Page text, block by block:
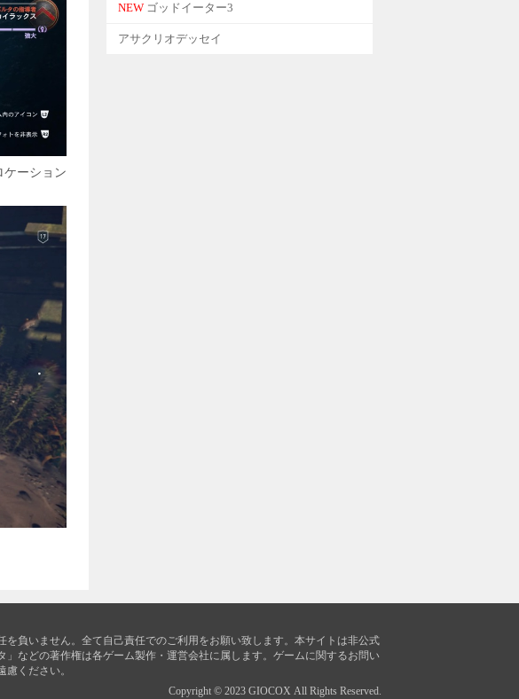
ケーション
NEW ゴッドイーター3
アサクリオデッセイ
負いません。全て自己責任でのご利用をお願い致します。本サイトは非公式
などの著作権は各ゲーム製作・運営会社に属します。ゲームに関するお問い
ください。
Copyright © 2023 GIOCOX All Rights Reserved.